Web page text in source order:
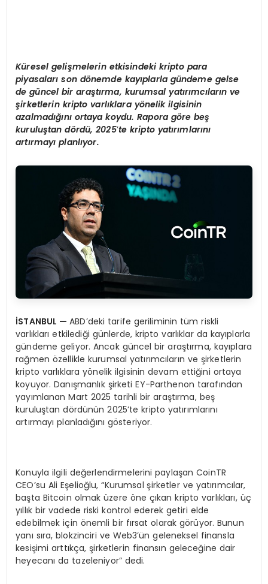
Küresel gelişmelerin etkisindeki kripto para
piyasalarıson dönemde kayıplarla gündeme gelse
de güncel bir araştırma, kurumsal yatırımcıların ve
şirketlerin kripto varlıklara yönelik ilgisinin
azalmadığını ortaya koydu. Rapora göre beş
kuruluştan dördü, 2025’te kripto yatırımlarını
artırmayı planlıyor.
İSTANBUL —ABD’deki tarife geriliminin tüm riskli
varlıkları etkilediği günlerde, kripto varlıklar da kayıplarla
gündeme geliyor. Ancak güncel bir araştırma, kayıplara
rağmen özellikle kurumsal yatırımcıların ve şirketlerin
kripto varlıklara yönelik ilgisinin devam ettiğini ortaya
koyuyor. Danışmanlık şirketi EY-Parthenon tarafından
yayımlanan Mart 2025 tarihli bir araştırma, beş
kuruluştan dördünün 2025’te kripto yatırımlarını
artırmayı planladığını gösteriyor.
Konuyla ilgili değerlendirmelerini paylaşan CoinTR
CEO’su Ali Eşelioğlu, “Kurumsal şirketler ve yatırımcılar,
başta Bitcoin olmak üzere öne çıkan kripto varlıkları, üç
yıllık bir vadede riski kontrol ederek getiri elde
edebilmek için önemli bir fırsat olarak görüyor. Bunun
yanı sıra, blokzinciri ve Web3’ün geleneksel finansla
kesişimi arttıkça, şirketlerin finansın geleceğine dair
heyecanı da tazeleniyor” dedi.